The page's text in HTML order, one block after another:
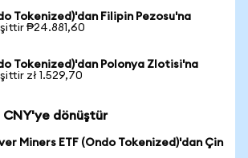
Tokenized)'dan Filipin Pezosu'na
₱24.881,60
Tokenized)'dan Polonya Zlotisi'na
zł 1.529,70
CNY'ye dönüştür
Miners ETF (Ondo Tokenized)'dan Çin